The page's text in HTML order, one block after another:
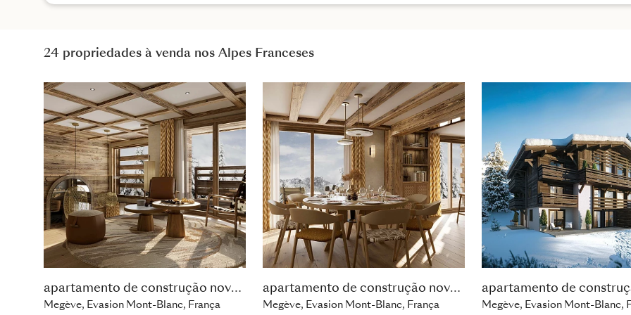
24 propriedades à venda nos Alpes Franceses
apartamento de construção nova com 2 quartos
Megève, Evasion Mont-Blanc, França
apartamento de construção nova com 2 quartos
Megève, Evasion Mont-Blanc, França Megève, Evasion Mont-Blanc,